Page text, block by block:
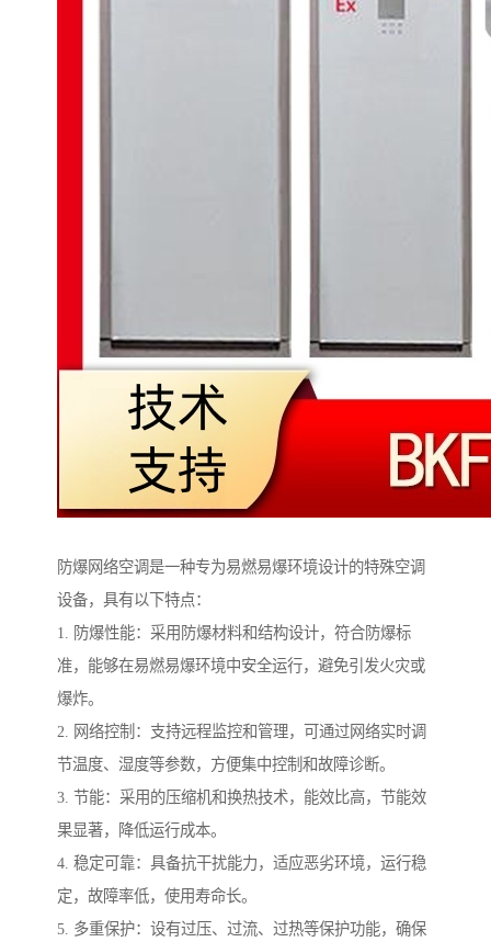
防爆网络空调是一种专为易燃易爆环境设计的特殊空调
设备，具有以下特点：
1. 防爆性能：采用防爆材料和结构设计，符合防爆标
准，能够在易燃易爆环境中安全运行，避免引发火灾或
爆炸。
2. 网络控制：支持远程监控和管理，可通过网络实时调
节温度、湿度等参数，方便集中控制和故障诊断。
3. 节能：采用的压缩机和换热技术，能效比高，节能效
果显著，降低运行成本。
4. 稳定可靠：具备抗干扰能力，适应恶劣环境，运行稳
定，故障率低，使用寿命长。
5. 多重保护：设有过压、过流、过热等保护功能，确保